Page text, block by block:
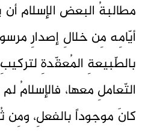
مطالبةُ البعض الإسلام
أيّامِه مِن خلالِ إصدارِ
بالطّبيعةِ المُعقّدةِ
التّعاملِ معها، فالإسلامُ
كانَ موجوداً بالفعلِ،